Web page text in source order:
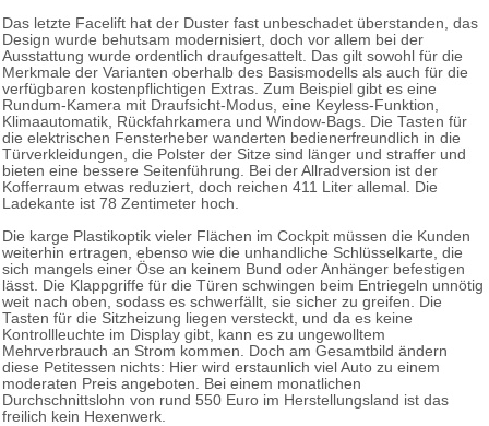
Das letzte Facelift hat der Duster fast unbeschadet überstanden, das
Design wurde behutsam modernisiert, doch vor allem bei der
Ausstattung wurde ordentlich draufgesattelt. Das gilt sowohl für die
Merkmale der Varianten oberhalb des Basismodells als auch für die
verfügbaren kostenpflichtigen Extras. Zum Beispiel gibt es eine
Rundum-Kamera mit Draufsicht-Modus, eine Keyless-Funktion,
Klimaautomatik, Rückfahrkamera und Window-Bags. Die Tasten für
die elektrischen Fensterheber wanderten bedienerfreundlich in die
Türverkleidungen, die Polster der Sitze sind länger und straffer und
bieten eine bessere Seitenführung. Bei der Allradversion ist der
Kofferraum etwas reduziert, doch reichen 411 Liter allemal. Die
Ladekante ist 78 Zentimeter hoch.
Die karge Plastikoptik vieler Flächen im Cockpit müssen die Kunden
weiterhin ertragen, ebenso wie die unhandliche Schlüsselkarte, die
sich mangels einer Öse an keinem Bund oder Anhänger befestigen
lässt. Die Klappgriffe für die Türen schwingen beim Entriegeln unnötig
weit nach oben, sodass es schwerfällt, sie sicher zu greifen. Die
Tasten für die Sitzheizung liegen versteckt, und da es keine
Kontrollleuchte im Display gibt, kann es zu ungewolltem
Mehrverbrauch an Strom kommen. Doch am Gesamtbild ändern
diese Petitessen nichts: Hier wird erstaunlich viel Auto zu einem
moderaten Preis angeboten. Bei einem monatlichen
Durchschnittslohn von rund 550 Euro im Herstellungsland ist das
freilich kein Hexenwerk.